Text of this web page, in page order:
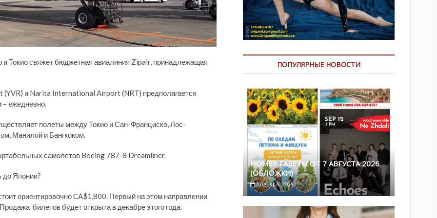
и Токио свяжет бюджетная авиалиния Zipair, принадлежащая
и Narita International Airport (NRT) предполагается
– ежедневно.
полеты между Токио и Сан-Франциско, Лос-
Манилой и Бангкоком.
самолетов Boeing 787-8 Dreamliner.
до Японии?
ориентировочно CA$1,800. Первый на этом направлении
билетов будет открыта в декабре этого года.
ПОПУЛЯРНЫЕ НОВОСТИ
НОМЕР ГАЗЕТЫ ОТ 7 АВГУСТА 2026
(ОБЛОЖКИ)
August 6, 2026